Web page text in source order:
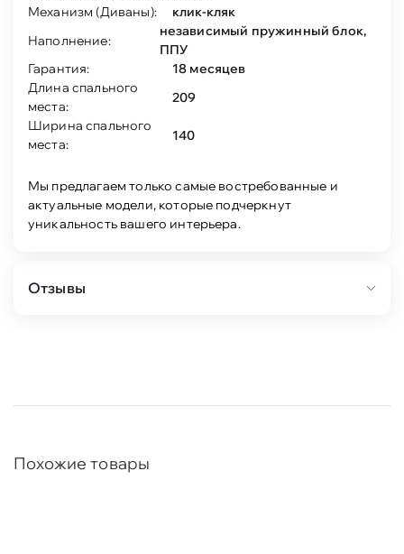
Механизм (Диваны):
клик-кляк
Наполнение:
независимый пружинный блок,
ППУ
Гарантия:
18 месяцев
Длина спального
места:
209
Ширина спального
места:
140
Мы предлагаем только самые востребованные и
актуальные модели, которые подчеркнут
уникальность вашего интерьера.
Отзывы
Похожие товары